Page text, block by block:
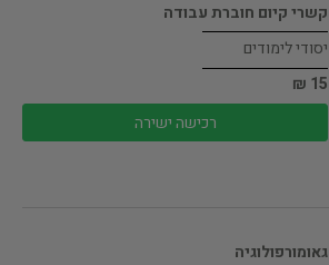
קשרי קיום חוברת עבודה
יסודי לימודים
15 ₪
רכישה ישירה
גאומורפולוגיה